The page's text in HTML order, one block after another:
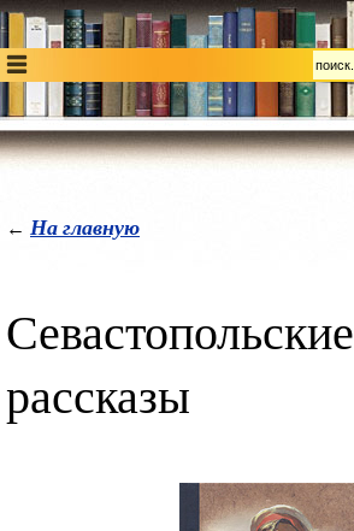
← На главную
Севастопольские
рассказы